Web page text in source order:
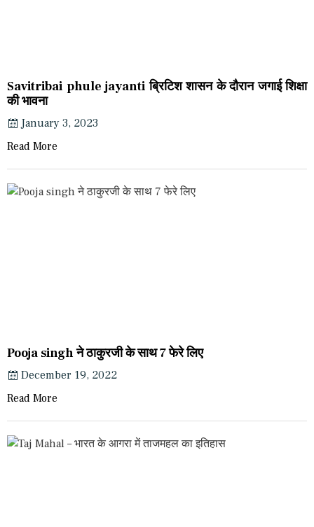
Savitribai phule jayanti ब्रिटिश शासन के दौरान जगाई शिक्षा
की भावना
January 3, 2023
Read More
Pooja singh ने ठाकुरजी के साथ 7 फेरे लिए
December 19, 2022
Read More